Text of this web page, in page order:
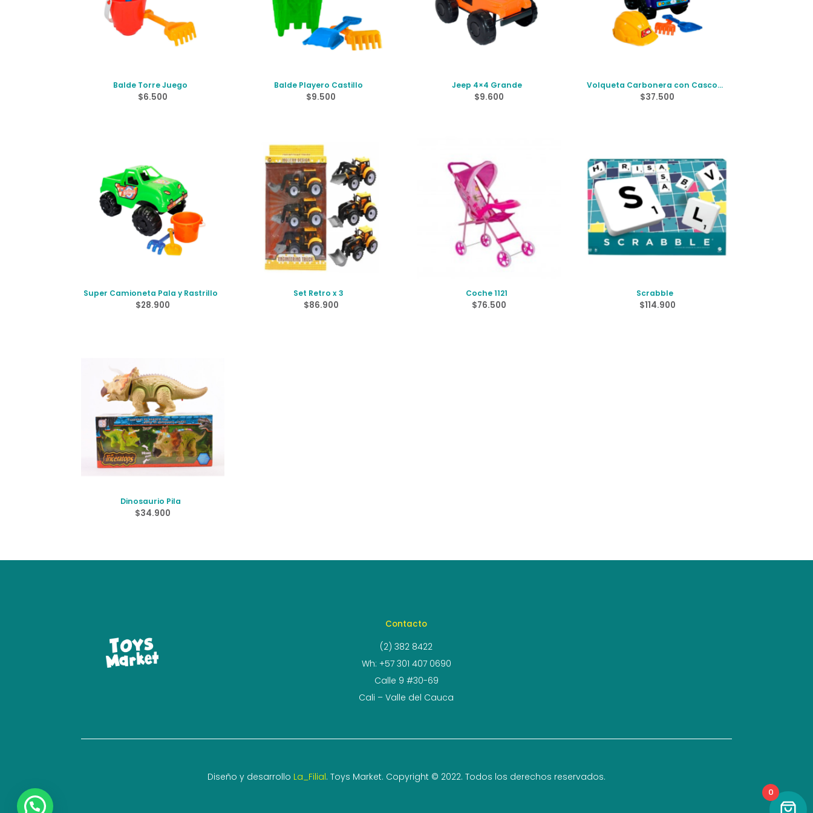
Balde Torre Juego
$6.500
Balde Playero Castillo
$9.500
Jeep 4×4 Grande
$9.600
Volqueta Carbonera con Casco y
Herramienta
$37.500
Super Camioneta Pala y Rastrillo
$28.900
Set Retro x 3
$86.900
Coche 1121
$76.500
Scrabble
$114.900
Dinosaurio Pila
$34.900
Contacto
(2) 382 8422
Wh: +57 301 407 0690
Calle 9 #30-69
Cali – Valle del Cauca
Diseño y desarrollo La_Filial. Toys Market. Copyright © 2022. Todos los derechos reservados.
0